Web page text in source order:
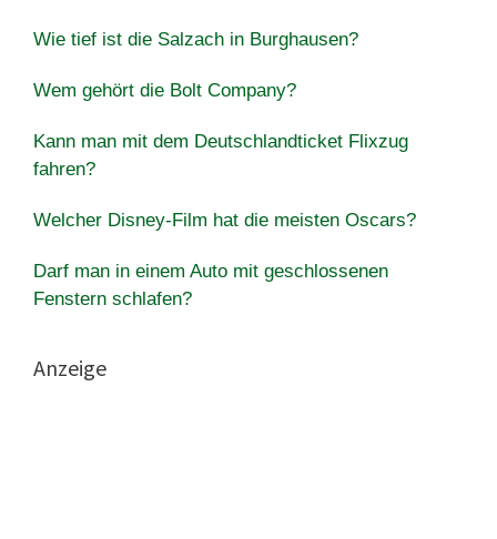
Wie tief ist die Salzach in Burghausen?
Wem gehört die Bolt Company?
Kann man mit dem Deutschlandticket Flixzug
fahren?
Welcher Disney-Film hat die meisten Oscars?
Darf man in einem Auto mit geschlossenen
Fenstern schlafen?
Anzeige